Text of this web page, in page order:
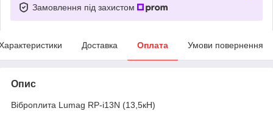
Замовлення під захистом
Доставка Оплата Умови повернення
Опис
Віброплита Lumag RP-i13N (13,5кН)